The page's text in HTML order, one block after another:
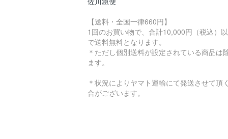
【送料・全国一律660円】
1回のお買い物で、合計10,000円（税込）
で送料無料となります。
＊ただし個別送料が設定されている商品は
ます。
＊状況によりヤマト運輸にて発送させて頂
合がございます。